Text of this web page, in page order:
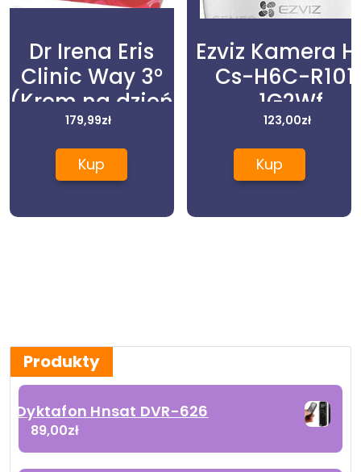
Dr Irena Eris
Clinic Way 3°
(Krem na dzień
50 ml + Krem
na noc 50 ml +
Kapsułki
179,99zł
Kup
Ezviz Kamera
Cs-H6C-
1G2Wf
123,00zł
Kup
Produkty
Dyktafon Hnsat DVR-626
89,00zł